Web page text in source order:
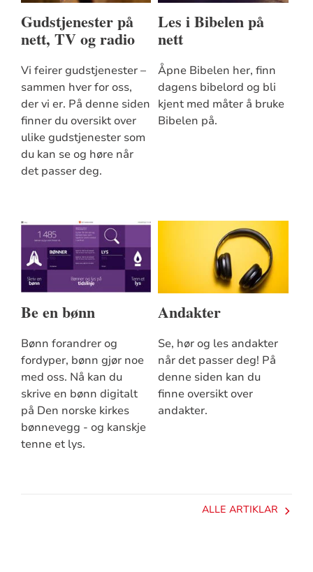
Gudstjenester på
nett, TV og radio
Vi feirer gudstjenester –
sammen hver for oss,
der vi er. På denne siden
finner du oversikt over
ulike gudstjenester som
du kan se og høre når
det passer deg.
Les i Bibelen på
nett
Åpne Bibelen her, finn
dagens bibelord og bli
kjent med måter å bruke
Bibelen på.
Be en bønn
Bønn forandrer og
fordyper, bønn gjør noe
med oss. Nå kan du
skrive en bønn digitalt
på Den norske kirkes
bønnevegg - og kanskje
tenne et lys.
Andakter
Se, hør og les andakter
når det passer deg! På
denne siden kan du
finne oversikt over
andakter.
ALLE ARTIKLAR